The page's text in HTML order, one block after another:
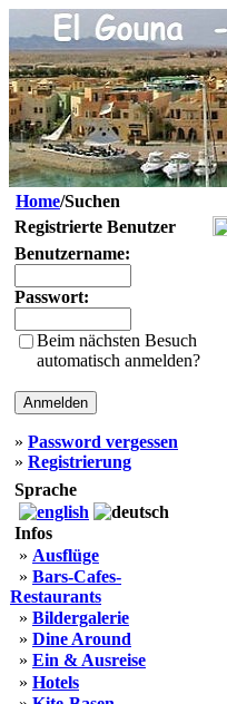
Home/Suchen
Registrierte Benutzer
Benutzername:
Passwort:
Beim nächsten Besuch
automatisch anmelden?
» Password vergessen
» Registrierung
Sprache
Infos
» Ausflüge
» Bars-Cafes-
Restaurants
» Bildergalerie
» Dine Around
» Ein & Ausreise
» Hotels